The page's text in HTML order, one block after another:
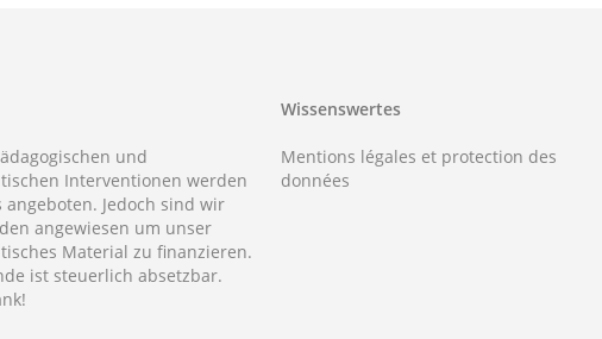
und
Interventionen werden
angeboten. Jedoch sind wir
angewiesen um unser
Material zu finanzieren.
ist steuerlich absetzbar.
Wissenswertes
Mentions légales et protection des
données